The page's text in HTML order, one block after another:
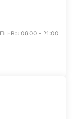
Пн-Вс: 09:00 - 21:00